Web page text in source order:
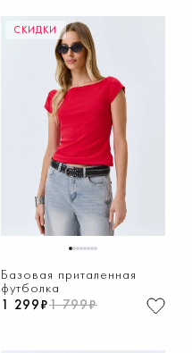
СКИДКИ
12345678
Базовая приталенная
футболка
1 299₽1 799₽